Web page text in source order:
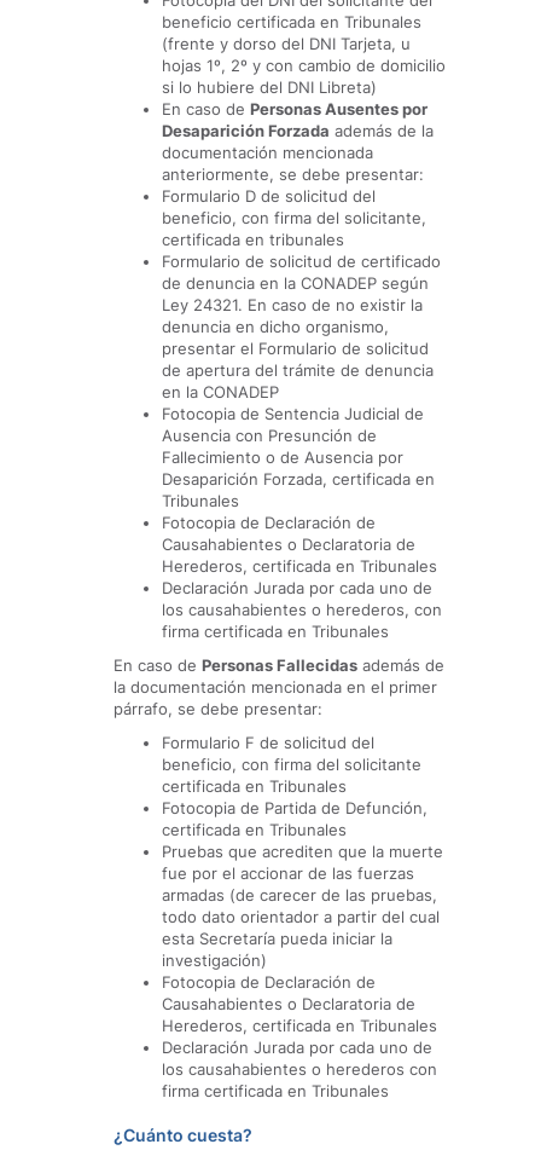
beneficio certificada en Tribunales
(frente y dorso del DNI Tarjeta, u
hojas 1º, 2º y con cambio de domicilio
si lo hubiere del DNI Libreta)
En caso de Personas Ausentes por
Desaparición Forzada además de la
documentación mencionada
anteriormente, se debe presentar:
Formulario D de solicitud del
beneficio, con firma del solicitante,
certificada en tribunales
Formulario de solicitud de certificado
de denuncia en la CONADEP según
Ley 24321. En caso de no existir la
denuncia en dicho organismo,
presentar el Formulario de solicitud
de apertura del trámite de denuncia
en la CONADEP
Fotocopia de Sentencia Judicial de
Ausencia con Presunción de
Fallecimiento o de Ausencia por
Desaparición Forzada, certificada en
Tribunales
Fotocopia de Declaración de
Causahabientes o Declaratoria de
Herederos, certificada en Tribunales
Declaración Jurada por cada uno de
los causahabientes o herederos, con
firma certificada en Tribunales
En caso de Personas Fallecidas además de
la documentación mencionada en el primer
párrafo, se debe presentar:
Formulario F de solicitud del
beneficio, con firma del solicitante
certificada en Tribunales
Fotocopia de Partida de Defunción,
certificada en Tribunales
Pruebas que acrediten que la muerte
fue por el accionar de las fuerzas
armadas (de carecer de las pruebas,
todo dato orientador a partir del cual
esta Secretaría pueda iniciar la
investigación)
Fotocopia de Declaración de
Causahabientes o Declaratoria de
Herederos, certificada en Tribunales
Declaración Jurada por cada uno de
los causahabientes o herederos con
firma certificada en Tribunales
¿Cuánto cuesta?